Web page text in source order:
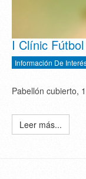
I Clínic
Información De
Pabellón cubierto,
Leer más...